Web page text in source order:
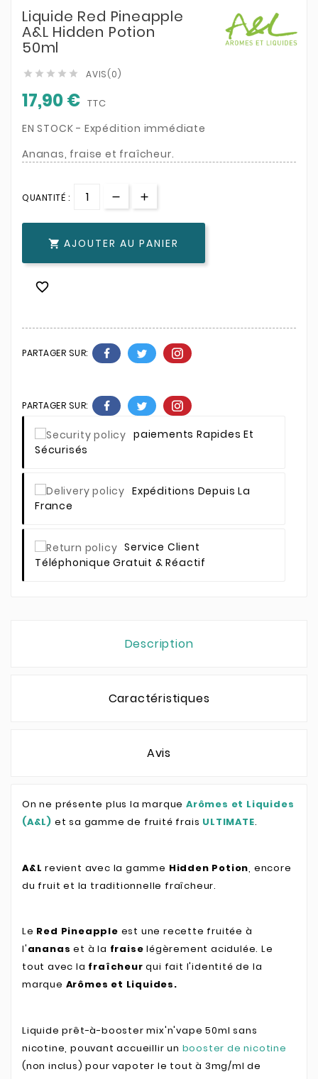
Liquide Red Pineapple
A&L Hidden Potion
50ml
     AVIS(0)
17,90 € TTC
EN STOCK - Expédition immédiate
Ananas, fraise et fraîcheur.
QUANTITÉ :
 AJOUTER AU PANIER

PARTAGER SUR:
PARTAGER SUR:
Paiements Rapides Et
Sécurisés
Expéditions Depuis La
France
Service Client
Téléphonique Gratuit & Réactif
Description
Caractéristiques
Avis
On ne présente plus la marque Arômes et Liquides
(A&L) et sa gamme de fruité frais ULTIMATE.
A&L revient avec la gamme Hidden Potion , encore
du fruit et la traditionnelle fraîcheur.
Le Red Pineapple est une recette fruitée à
l'ananas et à la fraise légèrement acidulée. Le
tout avec la fraîcheur qui fait l'identité de la
marque Arômes et Liquides.
Liquide prêt-à-booster mix'n'vape 50ml sans
nicotine, pouvant accueillir un booster de nicotine
(non inclus) pour vapoter le tout à 3mg/ml de